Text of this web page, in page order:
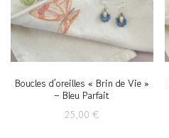
Boucles d’oreilles « Brin de Vie »
– Bleu Parfait
25,00€